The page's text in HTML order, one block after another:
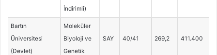
İndirimli)
Bartın
Üniversitesi
(Devlet)
Moleküler
Biyoloji ve
Genetik
SAY 40/41 269,2 411.400